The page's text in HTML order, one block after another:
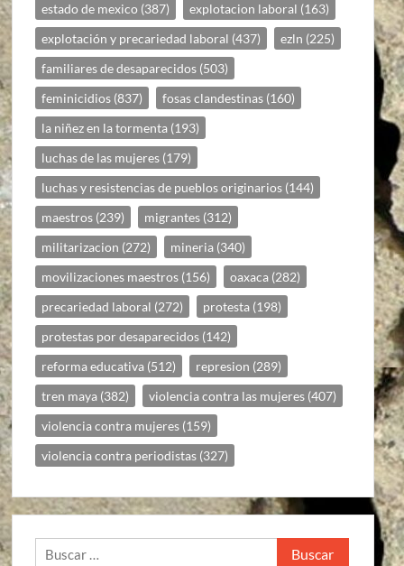
estado de mexico (387) explotacion laboral (163)
explotación y precariedad laboral (437) ezln (225)
familiares de desaparecidos (503)
feminicidios (837) fosas clandestinas (160)
la niñez en la tormenta (193)
luchas de las mujeres (179)
luchas y resistencias de pueblos originarios (144)
maestros (239) migrantes (312)
militarizacion (272) mineria (340)
movilizaciones maestros (156) oaxaca (282)
precariedad laboral (272) protesta (198)
protestas por desaparecidos (142)
reforma educativa (512) represion (289)
tren maya (382) violencia contra las mujeres (407)
violencia contra mujeres (159)
violencia contra periodistas (327)
Buscar: